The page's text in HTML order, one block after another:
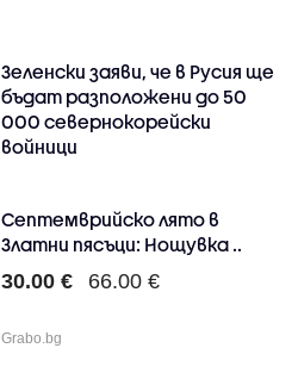
Зеленски заяви, че в Русия ще
бъдат разположени до 50
000 севернокорейски
войници
Септемврийско лято в
Златни пясъци: Нощувка ..
30.00 € 66.00 €
Grabo.bg